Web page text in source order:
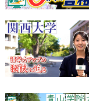
げで学習を止めず
その結果として
す。